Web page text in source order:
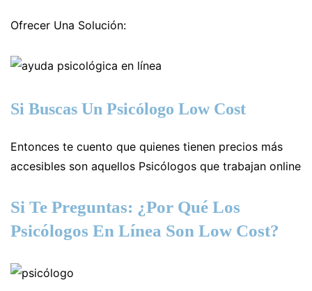
Ofrecer Una Solución:
Si Buscas Un Psicólogo Low Cost
Entonces te cuento que quienes tienen precios más
accesibles son aquellos Psicólogos que trabajan online
Si Te Preguntas: ¿Por Qué Los
Psicólogos En Línea Son Low Cost?